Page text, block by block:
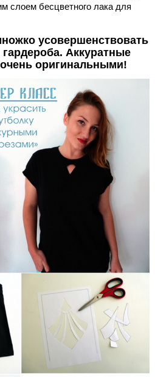
слоем бесцветного лака для
усовершенствовать
Аккуратные
оригинальными!